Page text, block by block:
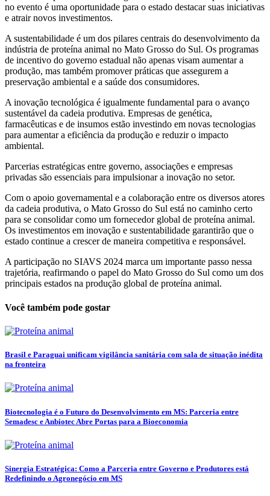
no evento é uma oportunidade para o estado destacar suas iniciativas
e atrair novos investimentos.
A sustentabilidade é um dos pilares centrais do desenvolvimento da
indústria de proteína animal no Mato Grosso do Sul. Os programas
de incentivo do governo estadual não apenas visam aumentar a
produção, mas também promover práticas que assegurem a
preservação ambiental e a saúde dos consumidores.
A inovação tecnológica é igualmente fundamental para o avanço
sustentável da cadeia produtiva. Empresas de genética,
farmacêuticas e de insumos estão investindo em novas tecnologias
para aumentar a eficiência da produção e reduzir o impacto
ambiental.
Parcerias estratégicas entre governo, associações e empresas
privadas são essenciais para impulsionar a inovação no setor.
Com o apoio governamental e a colaboração entre os diversos atores
da cadeia produtiva, o Mato Grosso do Sul está no caminho certo
para se consolidar como um fornecedor global de proteína animal.
Os investimentos em inovação e sustentabilidade garantirão que o
estado continue a crescer de maneira competitiva e responsável.
A participação no SIAVS 2024 marca um importante passo nessa
trajetória, reafirmando o papel do Mato Grosso do Sul como um dos
principais estados na produção global de proteína animal.
Você também pode gostar
Brasil e Paraguai unificam vigilância sanitária com sala de situação inédita
na fronteira
Biotecnologia é o Futuro do Desenvolvimento em MS: Parceria entre
Semadesc e Anbiotec Abre Portas para a Bioeconomia
Sinergia Estratégica: Como a Parceria entre Governo e Produtores está
Redefinindo o Agronegócio em MS